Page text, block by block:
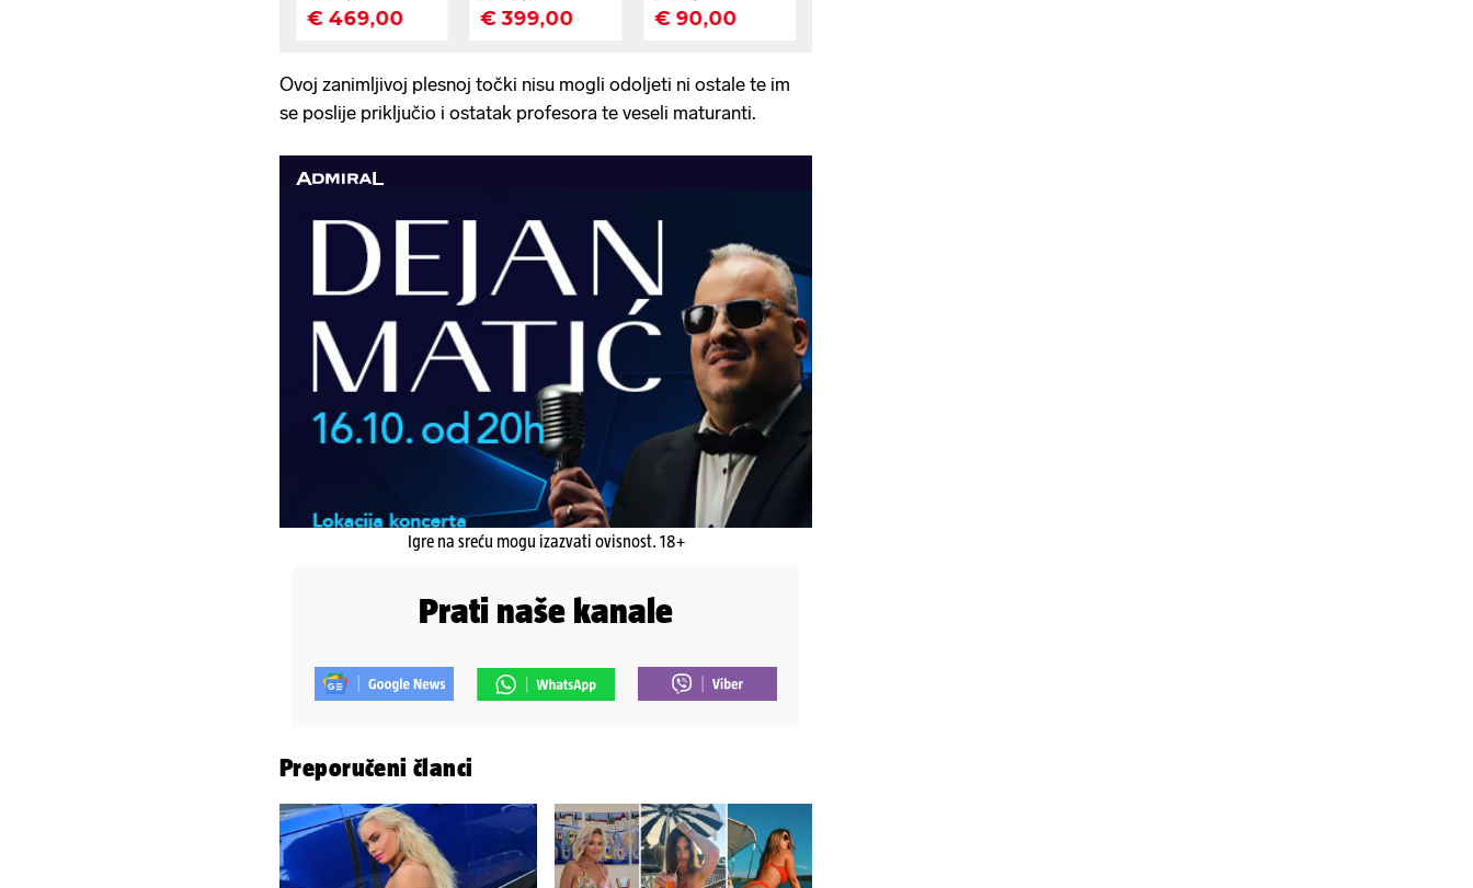
Ovoj zanimljivoj plesnoj točki nisu mogli odoljeti ni ostale te im
se poslije priključio i ostatak profesora te veseli maturanti.
Igre na sreću mogu izazvati ovisnost. 18+
Prati naše kanale
Preporučeni članci